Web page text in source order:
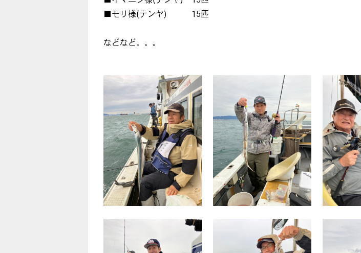
■モリ様(テンヤ) 15匹
などなど。。。